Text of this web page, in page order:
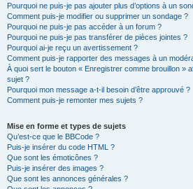
Pourquoi ne puis-je pas ajouter plus d’options à un
Comment puis-je modifier ou supprimer un sondage ?
Pourquoi ne puis-je pas accéder à un forum ?
Pourquoi ne puis-je pas transférer de pièces jointes ?
Pourquoi ai-je reçu un avertissement ?
Comment puis-je rapporter des messages à un
À quoi sert le bouton « Enregistrer comme brouillon »
sujet ?
Pourquoi mon message a-t-il besoin d’être approuvé ?
Comment puis-je remonter mes sujets ?
Mise en forme et types de sujets
Qu’est-ce que le BBCode ?
Puis-je insérer du code HTML ?
Que sont les émoticônes ?
Puis-je insérer des images ?
Que sont les annonces générales ?